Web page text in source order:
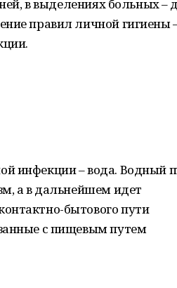
в выделениях больных –
правил личной гигиены
инфекции – вода. Водный
а в дальнейшем идет
бытового пути
с пищевым путем